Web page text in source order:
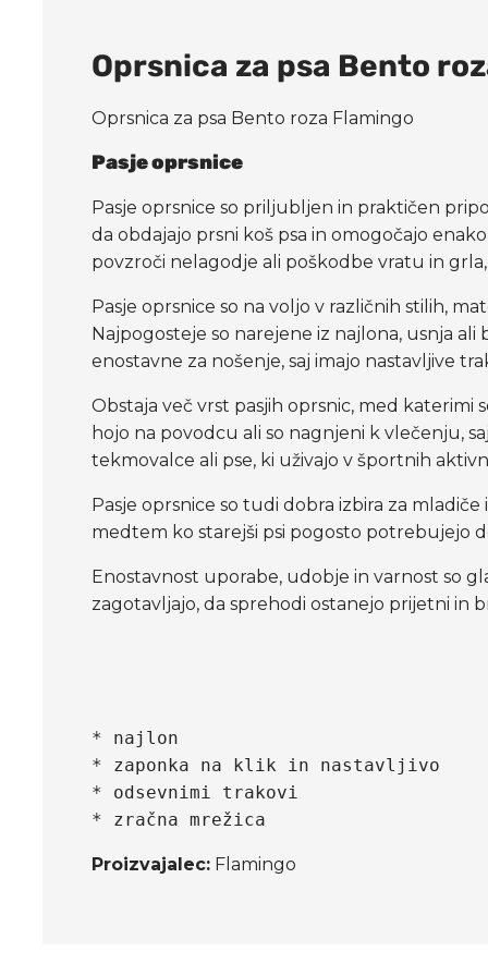
Oprsnica za psa Bento
Oprsnica za psa Bento roza Flamingo
Pasje oprsnice
Pasje oprsnice so priljubljen in praktičen
da obdajajo prsni koš psa in omogočajo
povzroči nelagodje ali poškodbe vratu in
Pasje oprsnice so na voljo v različnih stilih,
Najpogosteje so narejene iz najlona, usnja
enostavne za nošenje, saj imajo nastavljive
Obstaja več vrst pasjih oprsnic, med katerimi
hojo na povodcu ali so nagnjeni k vlečenju,
tekmovalce ali pse, ki uživajo v športnih
Pasje oprsnice so tudi dobra izbira za
medtem ko starejši psi pogosto potrebujejo
Enostavnost uporabe, udobje in varnost so
zagotavljajo, da sprehodi ostanejo prijetni in
* najlon
* zaponka na klik in nastavljivo
* odsevnimi trakovi
Proizvajalec: Flamingo